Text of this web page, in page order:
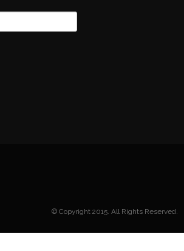
© Copyright 2015. All Rights Reserved.